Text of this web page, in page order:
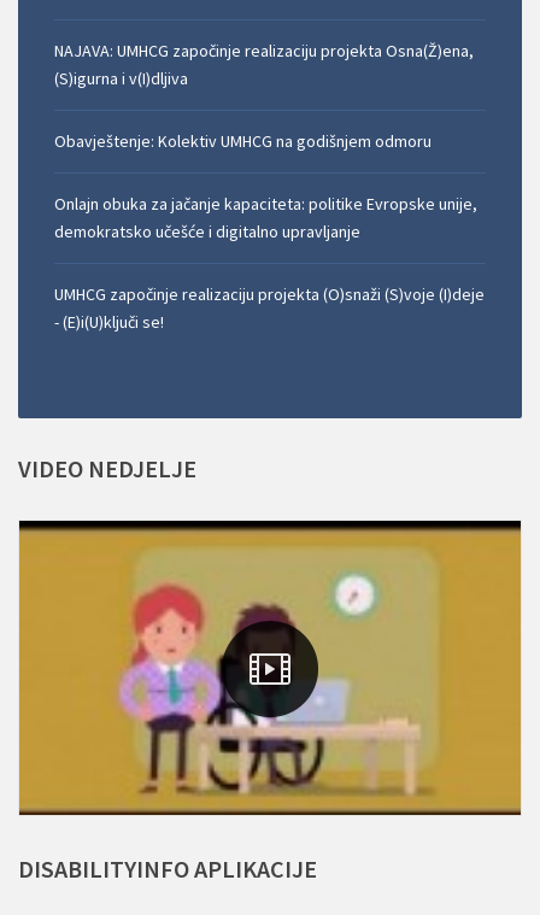
NAJAVA: UMHCG započinje realizaciju projekta Osna(Ž)ena,
(S)igurna i v(I)dljiva
Obavještenje: Kolektiv UMHCG na godišnjem odmoru
Onlajn obuka za jačanje kapaciteta: politike Evropske unije,
demokratsko učešće i digitalno upravljanje
UMHCG započinje realizaciju projekta (O)snaži (S)voje (I)deje
- (E)i(U)ključi se!
VIDEO NEDJELJE
DISABILITYINFOAPLIKACIJE